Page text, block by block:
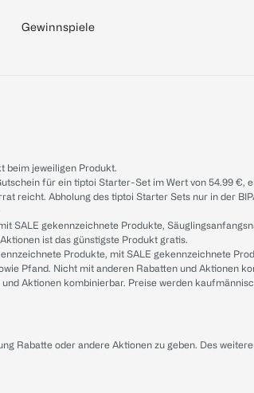
Gewinnspiele
beim jeweiligen Produkt.
für ein tiptoi Starter-Set im Wert von 54.99
reicht. Abholung des tiptoi Starter Sets nur in der
SALE gekennzeichnete Produkte,
ist das günstigste Produkt gratis.
Produkte, mit SALE gekennzeichnete
Pfand. Nicht mit anderen Rabatten und Aktionen
Aktionen kombinierbar. Preise werden
Rabatte oder andere Aktionen zu geben. Des